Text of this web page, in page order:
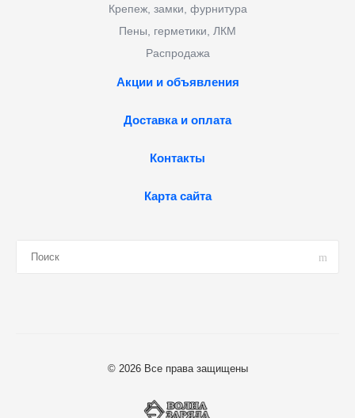
Крепеж, замки, фурнитура
Пены, герметики, ЛКМ
Распродажа
Акции и объявления
Доставка и оплата
Контакты
Карта сайта
© 2026 Все права защищены